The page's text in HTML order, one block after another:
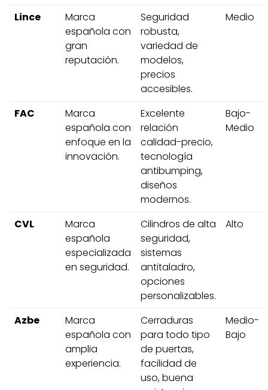
Lince
Marca
española con
gran
reputación.
Seguridad
robusta,
variedad de
modelos,
precios
accesibles.
Medio
FAC
Marca
española con
enfoque en la
innovación.
Excelente
relación
calidad-precio,
tecnología
antibumping,
diseños
modernos.
Bajo-
Medio
CVL
Marca
española
especializada
en seguridad.
Cilindros de alta
seguridad,
sistemas
antitaladro,
opciones
personalizables.
Alto
Azbe
Marca
española con
amplia
experiencia.
Cerraduras
para todo tipo
de puertas,
facilidad de
uso, buena
Medio-
Bajo